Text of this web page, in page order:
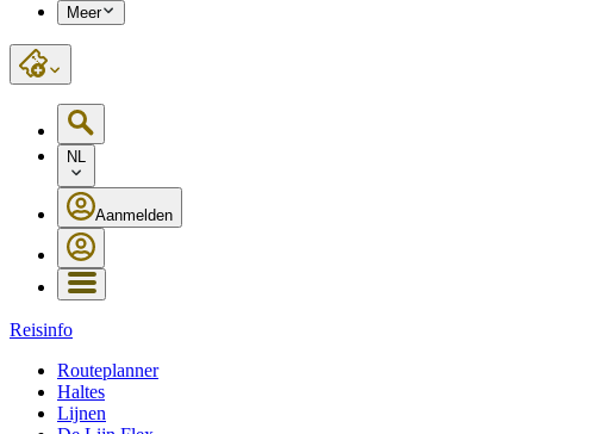
Meer
NL
Aanmelden
Reisinfo
Routeplanner
Haltes
Lijnen